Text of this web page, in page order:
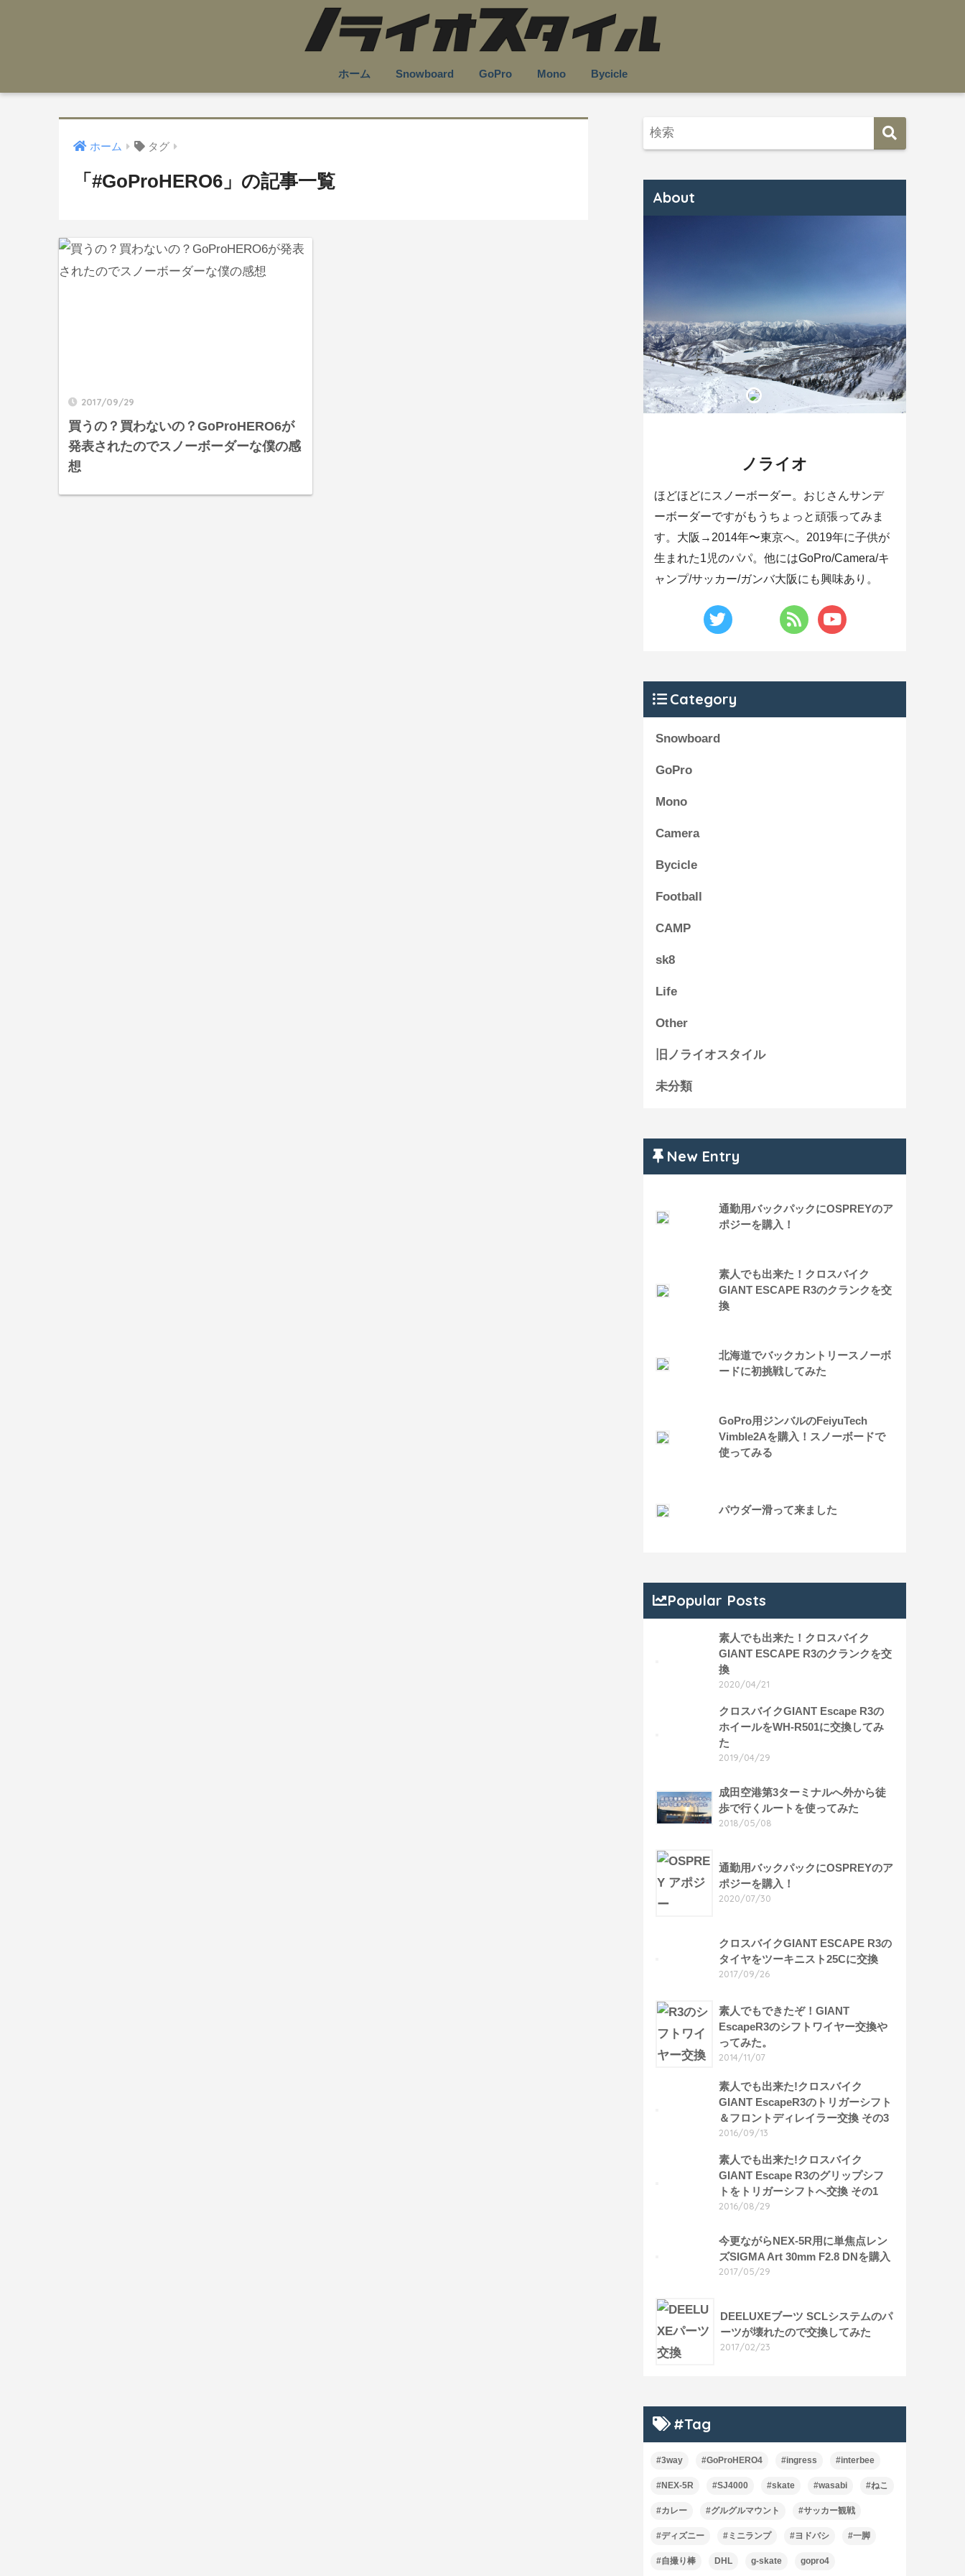
ホーム Snowboard GoPro Mono Bycicle
ホーム タグ
「#GoProHERO6」の記事一覧
2017/09/29
買うの？買わないの？GoProHERO6が
発表されたのでスノーボーダーな僕の感
想
About
ノライオ
ほどほどにスノーボーダー。おじさんサンデ
ーボーダーですがもうちょっと頑張ってみま
す。大阪→2014年〜東京へ。2019年に子供が
生まれた1児のパパ。他にはGoPro/Camera/キ
ャンプ/サッカー/ガンバ大阪にも興味あり。
Category
Snowboard
GoPro
Mono
Camera
Bycicle
Football
CAMP
sk8
Life
Other
旧ノライオスタイル
未分類
New Entry
通勤用バックパックにOSPREYのア
ポジーを購入！
素人でも出来た！クロスバイク
GIANT ESCAPE R3のクランクを交
換
北海道でバックカントリースノーボ
ードに初挑戦してみた
GoPro用ジンバルのFeiyuTech
Vimble2Aを購入！スノーボードで
使ってみる
パウダー滑って来ました
Popular Posts
素人でも出来た！クロスバイク
GIANT ESCAPE R3のクランクを交
換
2020/04/21
クロスバイクGIANT Escape R3の
ホイールをWH-R501に交換してみ
た
2019/04/29
成田空港第3ターミナルへ外から徒
歩で行くルートを使ってみた
2018/05/08
通勤用バックパックにOSPREYのア
ポジーを購入！
2020/07/30
クロスバイクGIANT ESCAPE R3の
タイヤをツーキニスト25Cに交換
2017/09/26
素人でもできたぞ！GIANT
EscapeR3のシフトワイヤー交換や
ってみた。
2014/11/07
素人でも出来た!クロスバイク
GIANT EscapeR3のトリガーシフト
＆フロントディレイラー交換 その3
2016/09/13
素人でも出来た!クロスバイク
GIANT Escape R3のグリップシフ
トをトリガーシフトへ交換 その1
2016/08/29
今更ながらNEX-5R用に単焦点レン
ズSIGMA Art 30mm F2.8 DNを購入
2017/05/29
DEELUXEブーツ SCLシステムのパ
ーツが壊れたので交換してみた
2017/02/23
#Tag
#3way #GoProHERO4 #ingress #interbee
#NEX-5R #SJ4000 #skate #wasabi #ねこ
#カレー #グルグルマウント #サッカー観戦
#ディズニー #ミニランプ #ヨドバシ #一脚
#自撮り棒 DHL g-skate gopro4